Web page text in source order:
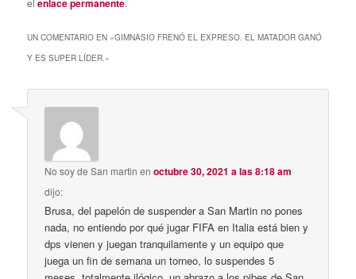
elenlace permanente.
UN COMENTARIO EN «GIMNASIO FRENÓ EL EXPRESO. EL MATADOR GANÓ
Y ES SUPER LÍDER.»
No soy de San martin enoctubre 30, 2021 a las 8:18 am
dijo:
Brusa, del papelón de suspender a San Martin no pones
nada, no entiendo por qué jugar FIFA en Italia está bien y
dps vienen y juegan tranquilamente y un equipo que
juega un fin de semana un torneo, lo suspendes 5